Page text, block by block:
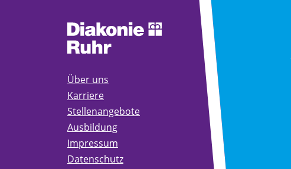
Über uns
Karriere
Stellenangebote
Ausbildung
Impressum
Datenschutz